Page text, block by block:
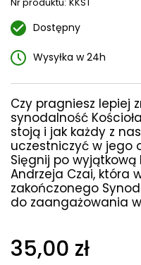
Dostępny
Wysyłka w 24h
Czy pragniesz lepiej
synodalność
stoją i jak każdy z
uczestniczyć w jego
Sięgnij po
Andrzeja Czai, która
zakończonego
do zaangażowania
35,00 zł